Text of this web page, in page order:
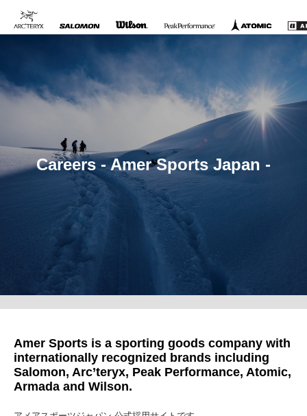
Careers - Amer Sports Japan -
Amer Sports is a sporting goods company with
internationally recognized brands including
Salomon, Arc’teryx, Peak Performance, Atomic,
Armada and Wilson.